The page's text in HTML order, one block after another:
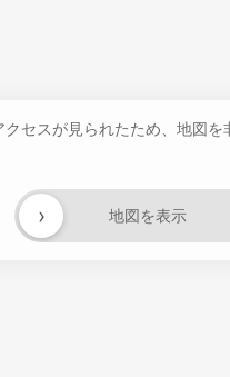
クセスが見られたため、地図を
地図を表示
›